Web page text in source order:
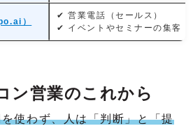
）
✔ 営業電話（セールス）
✔ イベントやセミナーの集客・
ン営業のこれから
使わず、人は「判断」と「提